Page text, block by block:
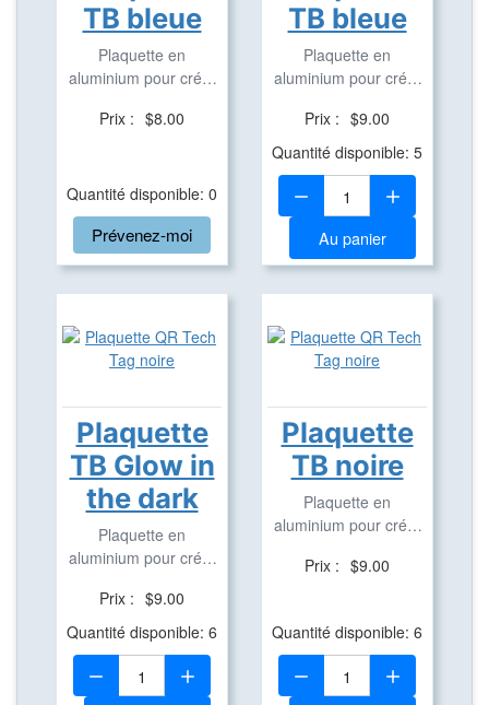
TB bleue
Plaquette en
aluminium pour créer
Prix : $8.00
Quantité disponible: 0
Prévenez-moi
TB bleue
Plaquette en
aluminium pour créer
Prix : $9.00
Quantité disponible: 5
Quantité:
Au panier
Plaquette
TB Glow in
the dark
Plaquette en
aluminium pour créer
Prix : $9.00
Quantité disponible: 6
Quantité:
Plaquette
TB noire
Plaquette en
aluminium pour créer
Prix : $9.00
Quantité disponible: 6
Quantité: